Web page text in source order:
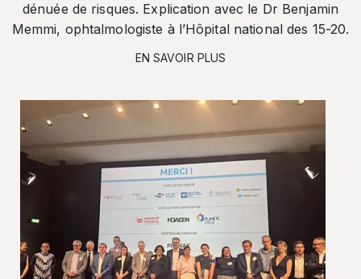
dénuée de risques. Explication avec le Dr Benjamin
Memmi, ophtalmologiste à l’Hôpital national des 15-20.
EN SAVOIR PLUS